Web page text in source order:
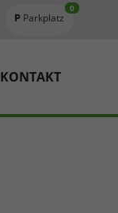
Parkplatz
0
KONTAKT